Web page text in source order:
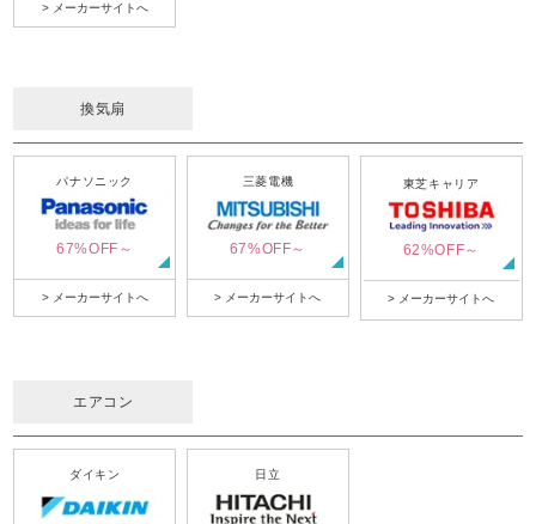
> メーカーサイトへ
換気扇
パナソニック
67%OFF～
> メーカーサイトへ
三菱電機
67%OFF～
> メーカーサイトへ
東芝キャリア
62%OFF～
> メーカーサイトへ
エアコン
ダイキン 日立